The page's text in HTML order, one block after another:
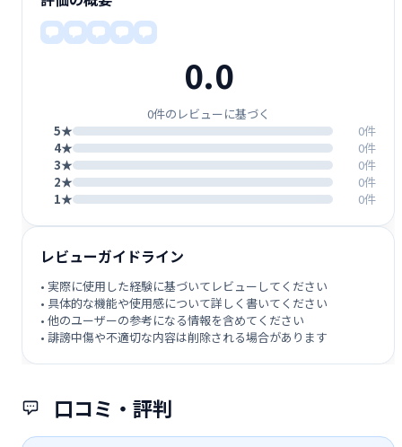
口コミ・評判
0.0
0件のレビューに基づく
5★
0件
4★
0件
3★
0件
2★
0件
1★
0件
レビューガイドライン
• 実際に使用した経験に基づいてレビューしてください
• 具体的な機能や使用感について詳しく書いてください
• 他のユーザーの参考になる情報を含めてください
• 誹謗中傷や不適切な内容は削除される場合があります